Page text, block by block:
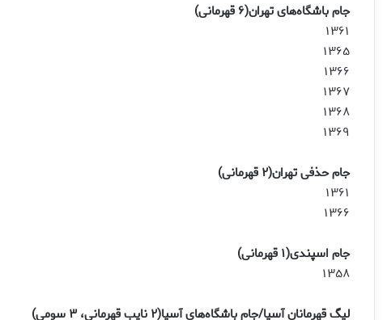
جام باشگاه‌های تهران(۶ قهرمانی)
۱۳۶۱
۱۳۶۵
۱۳۶۶
۱۳۶۷
۱۳۶۸
۱۳۶۹
جام حذفی تهران(۲ قهرمانی)
۱۳۶۱
۱۳۶۶
جام اسپندی(۱ قهرمانی)
۱۳۵۸
لیگ قهرمانان آسیا/جام باشگاه‌های آسیا(۲ نایب قهرمانی، ۳ سومی)